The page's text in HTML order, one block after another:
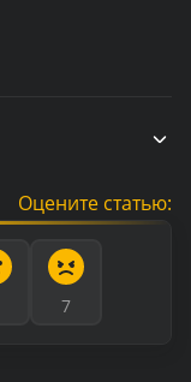
Оцените статью:
7